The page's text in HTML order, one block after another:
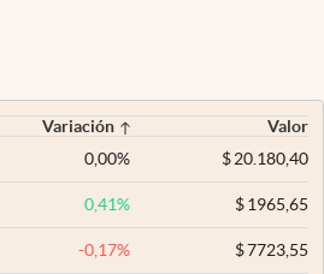
Variación
Valor
0,00% $20.180,40
0,41% $1965,65
-0,17% $7723,55